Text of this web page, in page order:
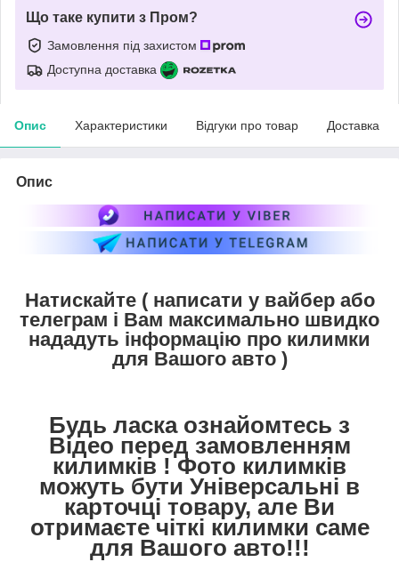
Що таке купити з Пром?
Замовлення під захистом
Доступна доставка
Опис Характеристики Відгуки про товар Доставка
Опис
Натискайте ( написати у вайбер або
телеграм і Вам максимально швидко
нададуть інформацію про килимки
для Вашого авто )
Будь ласка ознайомтесь з
Відео перед замовленням
килимків ! Фото килимків
можуть бути Універсальні в
карточці товару, але Ви
отримаєте чіткі килимки саме
для Вашого авто!!!